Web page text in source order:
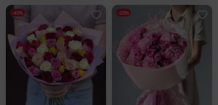
Добавить в избранное
-40% -20%